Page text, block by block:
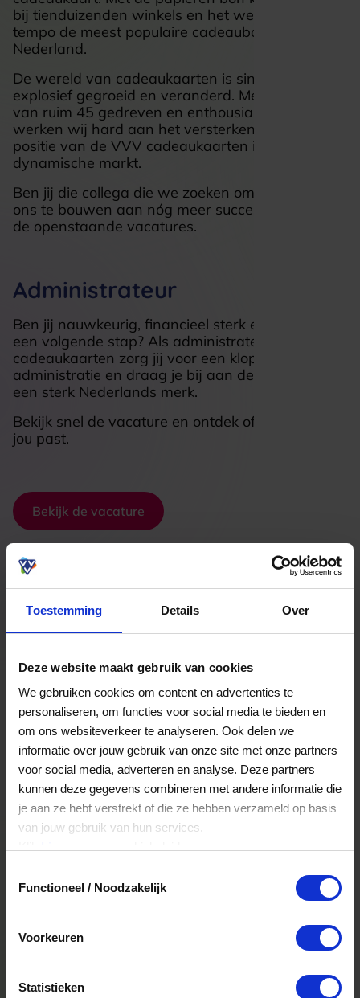
Toestemming Details Over
Deze website maakt gebruik van cookies
We gebruiken cookies om content en advertenties te
personaliseren, om functies voor social media te bieden en
om ons websiteverkeer te analyseren. Ook delen we
informatie over jouw gebruik van onze site met onze partners
voor social media, adverteren en analyse. Deze partners
kunnen deze gegevens combineren met andere informatie die
je aan ze hebt verstrekt of die ze hebben verzameld op basis
van jouw gebruik van hun services.
Functioneel / Noodzakelijk
Voorkeuren
Statistieken
bij tienduizenden winkels en het werd in rap
tempo de meest populaire cadeaubon van
Nederland.
De wereld van cadeaukaarten is sinds die tijd
explosief gegroeid en veranderd. Met een team
van ruim 45 gedreven en enthousiaste mensen
werken wij hard aan het versterken van de
positie van de VVV cadeaukaarten in deze
dynamische markt.
Ben jij die collega die we zoeken om samen met
ons te bouwen aan nóg meer succes? Bekijk dan
de openstaande vacatures.
Administrateur
Ben jij nauwkeurig, financieel sterk en klaar voor
een volgende stap? Als administrateur bij VVV
cadeaukaarten zorg jij voor een kloppende
administratie en draag je bij aan de groei van
een sterk Nederlands merk.
Bekijk snel de vacature en ontdek of deze rol bij
jou past.
Bekijk de vacature
Open sollicitatie sturen?
voor jou, maar ben je wel geïnteresseerd in
werken bij VVV cadeaukaarten?
hr@vvvnederland.nl en laat ons vooral weten
Wanneer er een geschikte vacature beschikbaar